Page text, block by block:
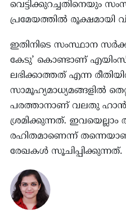
വെട്ടിക്കുറച്ചതിനെയും
പ്രമേയത്തിൽ രൂക്ഷമായി
ഇതിനിടെ സംസ്ഥാന
കേടു’ കൊണ്ടാണ്
ലഭിക്കാത്തത് എന്ന
സാമൂഹ്യമാധ്യമങ്ങളിൽ
പരത്താനാണ് വലതു
ശ്രമിക്കുന്നത്.
രഹിതമാണെന്ന്
രേഖകൾ സൂചിപ്പിക്കുന്നത്.